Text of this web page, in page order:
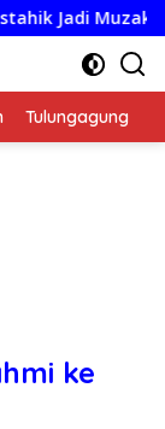
Baznas
Tulungagung
ke